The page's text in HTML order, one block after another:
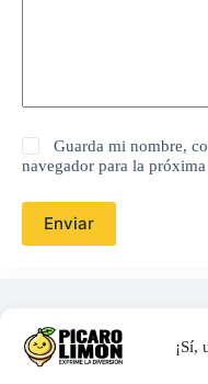
¡Sí,
Guarda mi nombre,
navegador para la
Enviar